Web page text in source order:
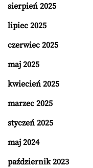
sierpień 2025
lipiec 2025
czerwiec 2025
maj 2025
kwiecień 2025
marzec 2025
styczeń 2025
maj 2024
październik 2023